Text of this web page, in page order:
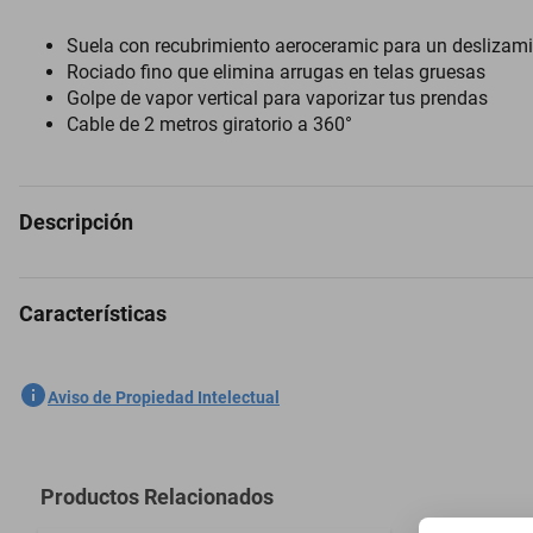
Suela con recubrimiento aeroceramic para un
Rociado fino que elimina arrugas en telas gruesas
Golpe de vapor vertical para vaporizar tus prendas
Cable de 2 metros giratorio a 360°
Descripción
Mantén tus prendas libre de arrugas con una de las planchas de la
más difíciles. Su suela Aeroceramic se desliza 30% mejor y es 50%
función de autolimpieza que prolonga su vida útil y sistema antigoteo
Características
SKU
Modelo
Aviso de Propiedad Intelectual
Productos Relacionados